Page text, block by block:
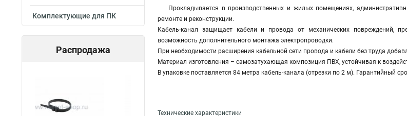
Комплектующие для ПК
Распродажа
Прокладывается в производственных и жилых помещениях,
ремонте и реконструкции.
Кабель-канал защищает кабели и провода от механических повреждений,
возможность дополнительного монтажа электропроводки.
При необходимости расширения кабельной сети провода и кабели без труда
Материал изготовления – самозатухающая композиция ПВХ, устойчивая к
В упаковке поставляется 84 метра кабель-канала (отрезки по 2 м). Гарантийный
Технические характеристики